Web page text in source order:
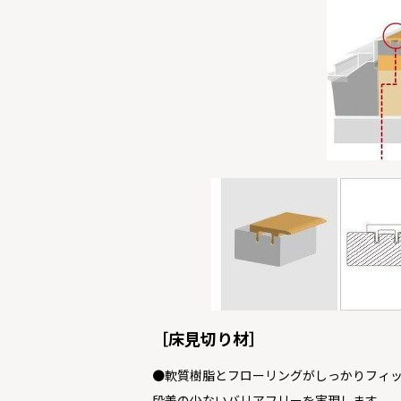
［床見切り材］
●軟質樹脂とフローリングがしっかりフィ